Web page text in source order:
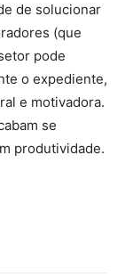
de solucionar
(que
pode
o expediente,
e motivadora.
se
produtividade.